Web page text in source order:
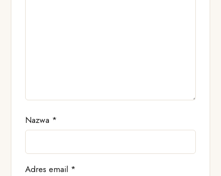
Nazwa *
Adres email *